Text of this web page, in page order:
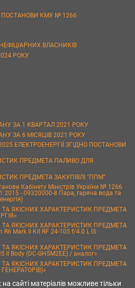
ПОСТАНОВИ КМУ № 1266
ВЛАСНИКІВ
РОКУ
ЗА 1 КВАРТАЛ 2021 РОКУ
ЗА 6 МІСЯЦІВ 2021 РОКУ
ЕЛЕКТРОЕНЕРГІЇ ЗГІДНО ПОСТАНОВИ
ПРЕДМЕТА ПАЛИВО ДЛЯ
ПРЕДМЕТА ЗАКУПІВЛІ "ППМ"
Кабінету Міністрів України № 1266
- 09320000-8 Пара, гаряча вода та
ЯКІСНИХ ХАРАКТЕРИСТИК ПРЕДМЕТА
ЯКІСНИХ ХАРАКТЕРИСТИК ПРЕДМЕТА
Mark II Kit RF 24-105 f/4.0 L IS
ЯКІСНИХ ХАРАКТЕРИСТИК ПРЕДМЕТА
II Body (DC-GH5M2EE) / аналог»
ЯКІСНИХ ХАРАКТЕРИСТИК ПРЕДМЕТА
сайті матеріалів можливе тільки